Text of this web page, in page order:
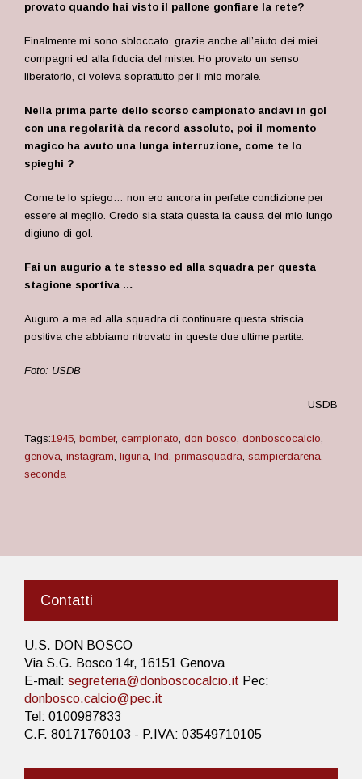
provato quando hai visto il pallone gonfiare la rete?
Finalmente mi sono sbloccato, grazie anche all’aiuto dei miei
compagni ed alla fiducia del mister. Ho provato un senso
liberatorio, ci voleva soprattutto per il mio morale.
Nella prima parte dello scorso campionato andavi in gol
con una regolarità da record assoluto, poi il momento
magico ha avuto una lunga interruzione, come te lo
spieghi ?
Come te lo spiego… non ero ancora in perfette condizione per
essere al meglio. Credo sia stata questa la causa del mio lungo
digiuno di gol.
Fai un augurio a te stesso ed alla squadra per questa
stagione sportiva …
Auguro a me ed alla squadra di continuare questa striscia
positiva che abbiamo ritrovato in queste due ultime partite.
Foto: USDB
USDB
Tags:1945, bomber, campionato, don bosco, donboscocalcio,
genova, instagram, liguria, lnd, primasquadra, sampierdarena,
seconda
Contatti
U.S. DON BOSCO
Via S.G. Bosco 14r, 16151 Genova
E-mail: segreteria@donboscocalcio.it Pec:
donbosco.calcio@pec.it
Tel: 0100987833
C.F. 80171760103 - P.IVA: 03549710105